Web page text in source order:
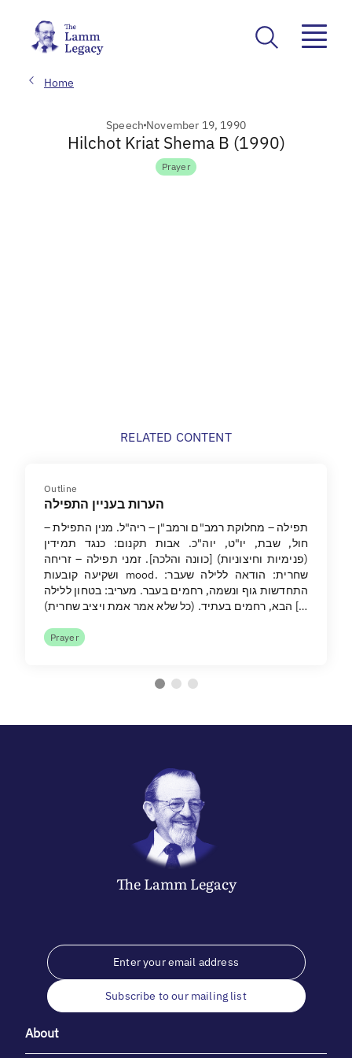
Home
Speech November 19, 1990
Hilchot Kriat Shema B (1990)
Prayer
RELATED CONTENT
Outline
הערות בעניין התפילה
תפילה – מחלוקת רמב"ם ורמב"ן – ריה"ל. מנין התפילת –
חול, שבת, יו"ט, יוה"כ. אבות תקנום: כנגד תמידין
(פנימיות וחיצוניות) [כוונה והלכה]. זמני תפילה – זריחה
ושקיעה קובעות mood. שחרית: הודאה ללילה שעבר:
התחדשות גוף ונשמה, רחמים בעבר. מעריב: בטחון ללילה
הבא, רחמים בעתיד. (כל שלא אמר אמת ויציב שחרית) […
Prayer
The LammLegacy
Subscribe to our mailing list
About